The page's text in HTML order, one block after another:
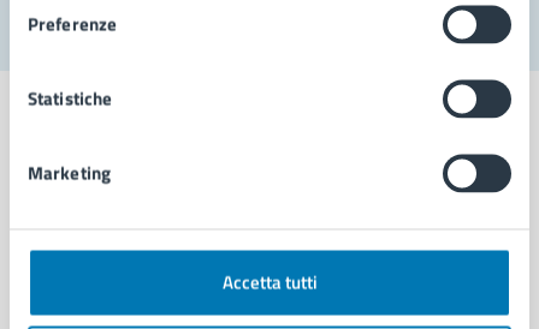
Preferenze
Statistiche
Marketing
Accetta tutti
Aree amministrative